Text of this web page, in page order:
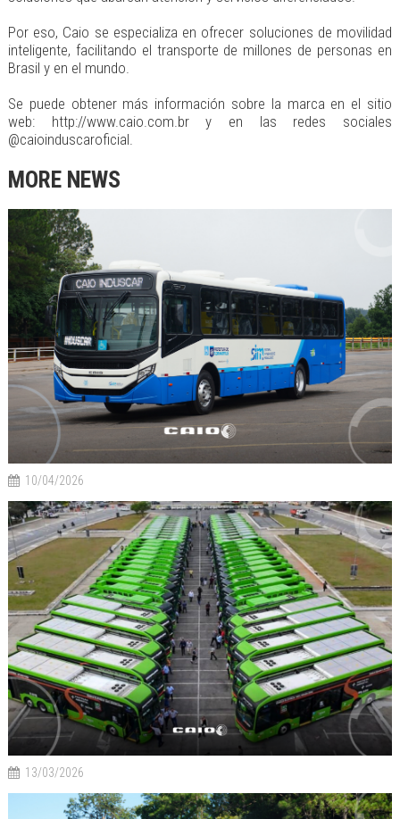
Por eso, Caio se especializa en ofrecer soluciones de movilidad
inteligente, facilitando el transporte de millones de personas en
Brasil y en el mundo.
Se puede obtener más información sobre la marca en el sitio
web: http://www.caio.com.br y en las redes sociales
@caioinduscaroficial.
MORE NEWS
10/04/2026
13/03/2026